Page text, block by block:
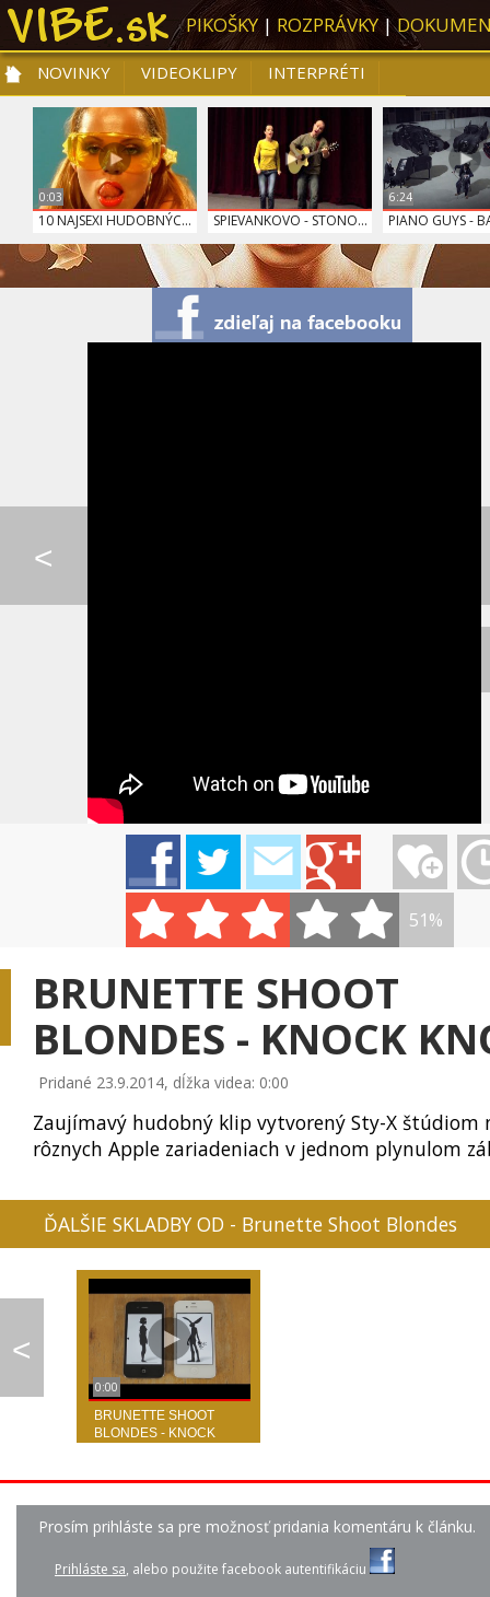
PIKOŠKY| ROZPRÁVKY|
NOVINKY
NOVINKY VIDEOKLIPY
INTERPRÉTI
PRE DETI
SLOVENSKÁ HUDBA
0:03
10 NAJSEXI HUDOBNÝC... SPIEVANKOVO - STONO...
6:24
PIANO GUYS -
IMT SMILE - OPRI SA...
0:01
TUBLATANKA - STOJÍM... SHAKIRA - LA LA LA ... MAROON 5 -
LINDSEY STIRLING - ... NICKI MINAJ - ANAKO...
KATY PERRY -
<
51%
BRUNETTE SHOOT
BLONDES - KNOCK
Pridané 23.9.2014, dĺžka videa: 0:00
Zaujímavý hudobný klip vytvorený Sty-X štúdiom
rôznych Apple zariadeniach v jednom plynulom
ĎALŠIE SKLADBY OD - Brunette Shoot Blondes
<
0:00
BRUNETTE SHOOT
BLONDES - KNOCK
Prosím prihláste sa pre možnosť pridania komentáru k článku.
Prihláste sa, alebo použite facebook autentifikáciu